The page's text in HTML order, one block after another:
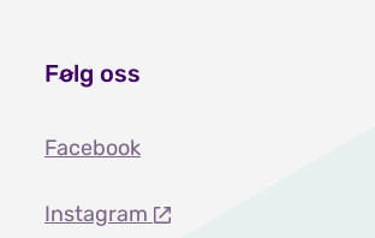
Følg oss
Facebook
Instagram